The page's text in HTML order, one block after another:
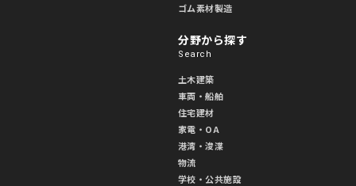
ゴム素材製造
分野から探す
Search
土木建築
車両・船舶
住宅建材
家電・OA
港湾・浚渫
物流
学校・公共施設